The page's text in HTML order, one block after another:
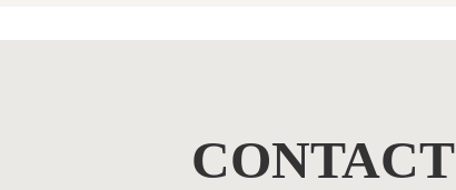
CONTACT